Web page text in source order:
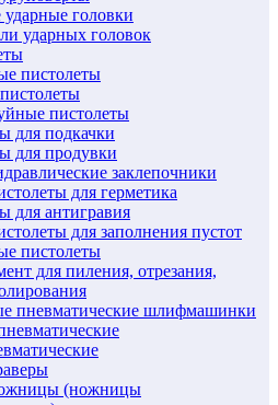
головки
ударных головок
пистолеты
пистолеты
для подкачки
для продувки
заклепочники
для герметика
для антигравия
для заполнения пустот
пистолеты
для пиления, отрезания,
пневматические шлифмашинки
(ножницы